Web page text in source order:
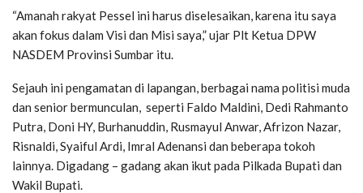
“Amanah rakyat Pessel ini harus diselesaikan, karena itu saya
akan fokus dalam Visi dan Misi saya,” ujar Plt Ketua DPW
NASDEM Provinsi Sumbar itu.
Sejauh ini pengamatan di lapangan, berbagai nama politisi muda
dan senior bermunculan, seperti Faldo Maldini, Dedi Rahmanto
Putra, Doni HY, Burhanuddin, Rusmayul Anwar, Afrizon Nazar,
Risnaldi, Syaiful Ardi, Imral Adenansi dan beberapa tokoh
lainnya. Digadang – gadang akan ikut pada Pilkada Bupati dan
Wakil Bupati.